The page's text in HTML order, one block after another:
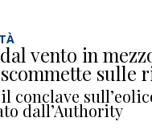
vento in
sulle
conclave
dall’Authority